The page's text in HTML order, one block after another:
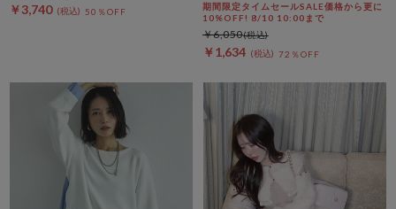
￥3,740 50％OFF
期間限定タイムセールSALE価格から更に
10%OFF! 8/10 10:00まで
￥1,634 72％OFF
￥6,050